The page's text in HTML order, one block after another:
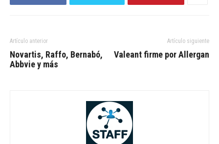
Artículo anterior
Novartis, Raffo, Bernabó,
Abbvie y más
Artículo siguiente
Valeant firme por Allergan